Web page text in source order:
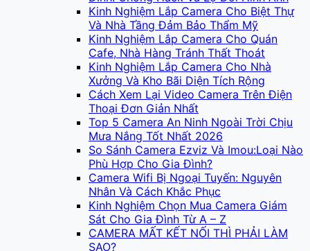
VIETCAM.VN
Đang trực tuyến
Kinh Nghiệm Lắp Camera Cho Biệt Thự
Và Nhà Tầng Đảm Bảo Thẩm Mỹ
Kinh Nghiệm Lắp Camera Cho Quán
Cafe, Nhà Hàng Tránh Thất Thoát
Kinh Nghiệm Lắp Camera Cho Nhà
Xưởng Và Kho Bãi Diện Tích Rộng
Cách Xem Lại Video Camera Trên Điện
Thoại Đơn Giản Nhất
Top 5 Camera An Ninh Ngoài Trời Chịu
Mưa Nắng Tốt Nhất 2026
So Sánh Camera Ezviz Và Imou:Loại Nào
Phù Hợp Cho Gia Đình?
Camera Wifi Bị Ngoại Tuyến: Nguyên
Nhân Và Cách Khắc Phục
Kinh Nghiệm Chọn Mua Camera Giám
Sát Cho Gia Đình Từ A – Z
CAMERA MẤT KẾT NỐI THÌ PHẢI LÀM
SAO?